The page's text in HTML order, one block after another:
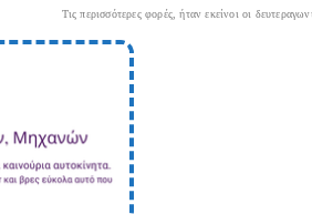
Τις περισσότερες φορές, ήταν εκείνοι οι